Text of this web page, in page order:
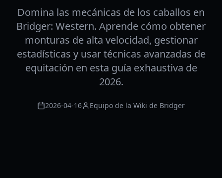
Domina las mecánicas de los caballos en
Bridger: Western. Aprende cómo obtener
monturas de alta velocidad, gestionar
estadísticas y usar técnicas avanzadas de
equitación en esta guía exhaustiva de
2026.
2026-04-16 Equipo de la Wiki de Bridger